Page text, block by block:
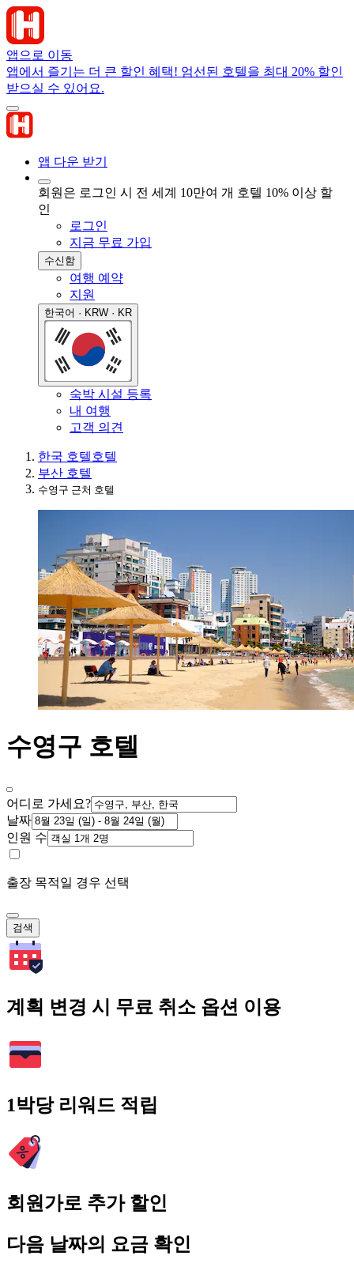
앱으로 이동
앱에서 즐기는 더 큰 할인 혜택! 엄선된 호텔을 최대 20% 할인
받으실 수 있어요.
앱 다운 받기
회원은 로그인 시 전 세계 10만여 개 호텔 10% 이상 할
인
로그인
지금 무료 가입
수신함
여행 예약
지원
한국어 · KRW · KR
숙박 시설 등록
내 여행
고객 의견
한국 호텔호텔
부산 호텔
수영구 근처 호텔
수영구 호텔
어디로 가세요?
날짜
인원 수
출장 목적일 경우 선택
검색
계획 변경 시 무료 취소 옵션 이용
1박당 리워드 적립
회원가로 추가 할인
다음 날짜의 요금 확인